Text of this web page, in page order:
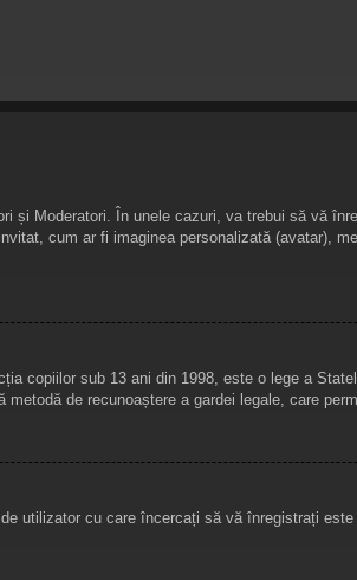
și Moderatori. În unele cazuri, va trebui să vă
cum ar fi imaginea personalizată (avatar),
copiilor sub 13 ani din 1998, este o lege a
de recunoaștere a gardei legale, care
utilizator cu care încercați să vă înregistrați